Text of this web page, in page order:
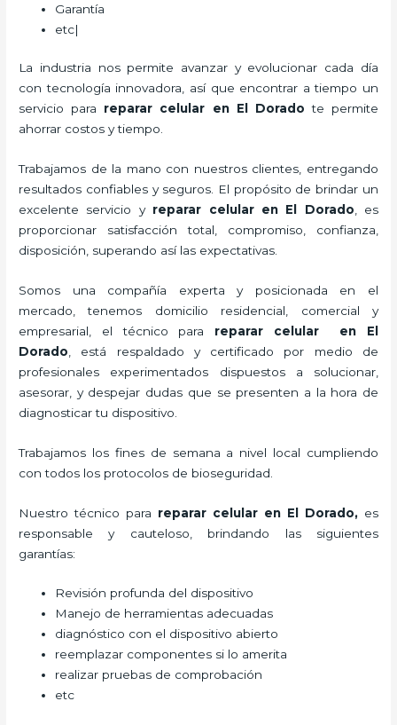
Garantía
etc|
La industria nos permite avanzar y evolucionar cada día
con tecnología innovadora, así que encontrar a tiempo un
servicio para reparar celular en El Dorado te permite
ahorrar costos y tiempo.
Trabajamos de la mano con nuestros clientes, entregando
resultados confiables y seguros. El propósito de brindar un
excelente servicio y reparar celularen El Dorado , es
proporcionar satisfacción total, compromiso, confianza,
disposición, superando así las expectativas.
Somos una compañía experta y posicionada en el
mercado, tenemos domicilio residencial, comercial y
empresarial, el técnico para reparar celularen El
Dorado , está respaldado y certificado por medio de
profesionales experimentados dispuestos a solucionar,
asesorar, y despejar dudas que se presenten a la hora de
diagnosticar tu dispositivo.
Trabajamos los fines de semana a nivel local cumpliendo
con todos los protocolos de bioseguridad.
Nuestro técnico para reparar celular en El Dorado, es
responsable y cauteloso, brindando las siguientes
garantías:
Revisión profunda del dispositivo
Manejo de herramientas adecuadas
diagnóstico con el dispositivo abierto
reemplazar componentes si lo amerita
realizar pruebas de comprobación
etc